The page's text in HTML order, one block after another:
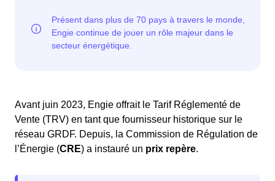
Avant juin 2023, Engie offrait le Tarif Réglementé de
Vente (TRV) en tant que fournisseur historique sur le
réseau GRDF. Depuis, la Commission de Régulation de
l’Énergie (CRE) a instauré un prix repère.